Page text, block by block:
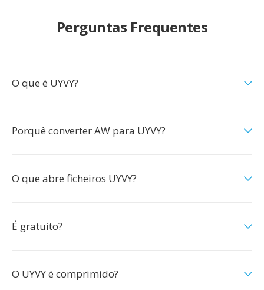
Perguntas Frequentes
O que é UYVY?
Porquê converter AW para UYVY?
O que abre ficheiros UYVY?
É gratuito?
O UYVY é comprimido?